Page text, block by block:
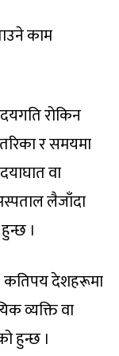
काम
रोकिन
र समयमा
वा
लैजाँदा
।
कतिपय देशहरूमा
व्यक्ति वा
हुन्छ ।